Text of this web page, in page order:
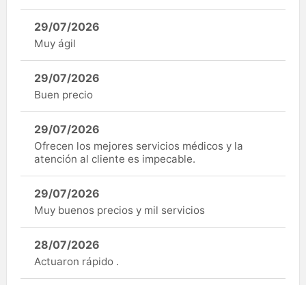
29/07/2026
Muy ágil
29/07/2026
Buen precio
29/07/2026
Ofrecen los mejores servicios médicos y la
atención al cliente es impecable.
29/07/2026
Muy buenos precios y mil servicios
28/07/2026
Actuaron rápido .